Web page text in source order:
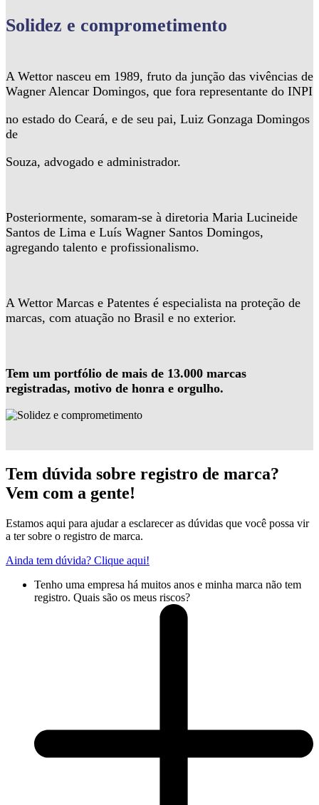
Solidez e comprometimento
A Wettor nasceu em 1989, fruto da junção das vivências de
Wagner Alencar Domingos, que fora representante do INPI
no estado do Ceará, e de seu pai, Luiz Gonzaga Domingos
de
Souza, advogado e administrador.
Posteriormente, somaram-se à diretoria Maria Lucineide
Santos de Lima e Luís Wagner Santos Domingos,
agregando talento e profissionalismo.
A Wettor Marcas e Patentes é especialista na proteção de
marcas, com atuação no Brasil e no exterior.
Tem um portfólio de mais de 13.000 marcas
registradas, motivo de honra e orgulho.
Tem dúvida sobre registro de marca?
Vem com a gente!
Estamos aqui para ajudar a esclarecer as dúvidas que você possa vir
a ter sobre o registro de marca.
Ainda tem dúvida? Clique aqui!
Tenho uma empresa há muitos anos e minha marca não tem
registro. Quais são os meus riscos?